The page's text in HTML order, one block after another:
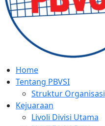
Home
Tentang PBVSI
Struktur Organisasi
Kejuaraan
Livoli Divisi Utama